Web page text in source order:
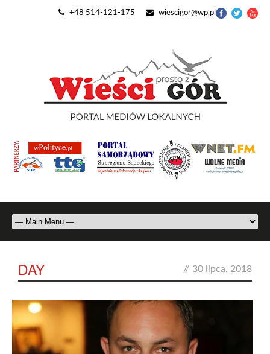
+48 514-121-175 wiescigor@wp.pl
DAY // 30 lipca, 2018